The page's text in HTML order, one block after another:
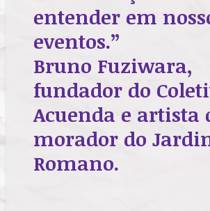
entender em
eventos.”
Bruno Fuziwara,
fundador do
Acuenda e artista
morador do
Romano.